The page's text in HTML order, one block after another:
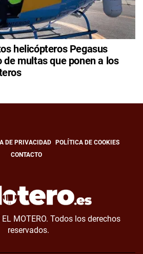
helicópteros Pegasus
de multas que ponen a los
DE PRIVACIDAD
POLÍTICA DE COOKIES
CONTACTO
MOTERO. Todos los derechos
reservados.